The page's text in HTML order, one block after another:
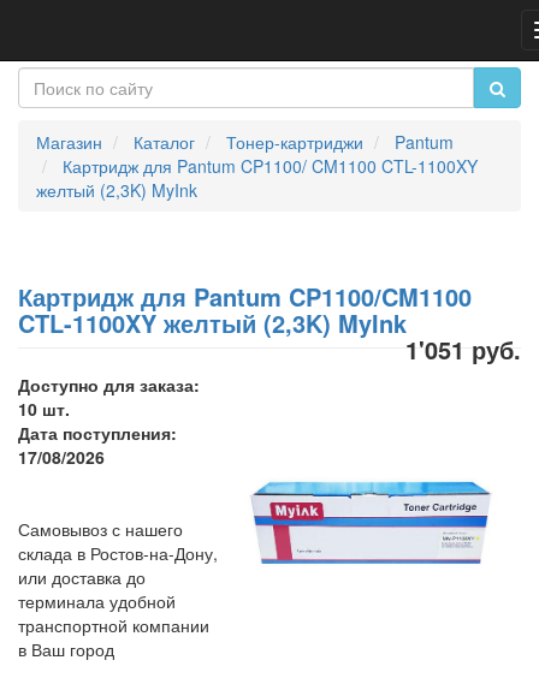
Магазин Каталог Тонер-картриджи
Pantum
Картридж для Pantum CP1100/ CM1100 CTL-1100XY
желтый (2,3K) MyInk
Картридж для Pantum CP1100/CM1100
CTL-1100XY желтый (2,3K) MyInk
1'051 руб.
Доступно для заказа:
10 шт.
Дата поступления:
17/08/2026
Самовывоз с нашего
склада в Ростов-на-Дону,
или доставка до
терминала удобной
транспортной компании
в Ваш город